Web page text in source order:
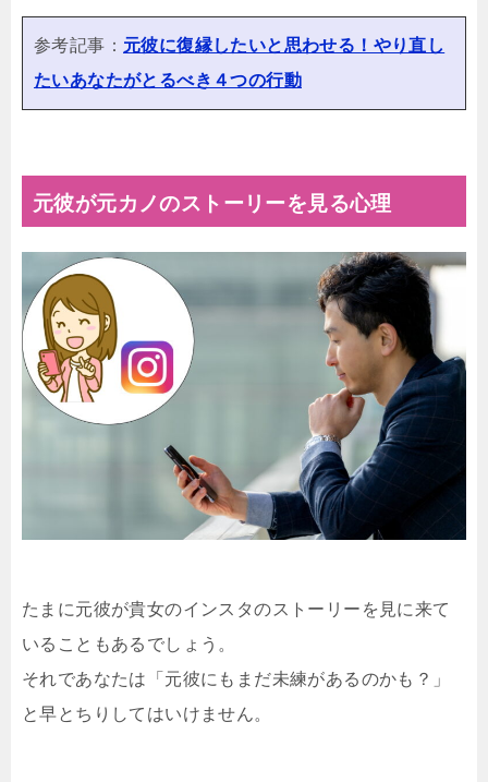
参考記事： 元彼に復縁したいと思わせる！やり直し
たいあなたがとるべき４つの行動
元彼が元カノのストーリーを見る心理
たまに元彼が貴女のインスタのストーリーを見に来て
いることもあるでしょう。
それであなたは「元彼にもまだ未練があるのかも？」
と早とちりしてはいけません。